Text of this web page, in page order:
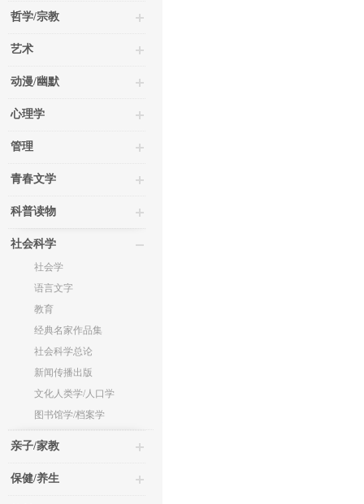
哲学/宗教
艺术
动漫/幽默
心理学
管理
青春文学
科普读物
社会科学
社会学
语言文字
教育
经典名家作品集
社会科学总论
新闻传播出版
文化人类学/人口学
图书馆学/档案学
亲子/家教
保健/养生